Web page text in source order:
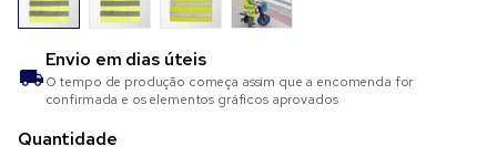
Envio em dias úteis
O tempo de produção começa assim que a encomenda for
confirmada e os elementos gráficos aprovados
Quantidade